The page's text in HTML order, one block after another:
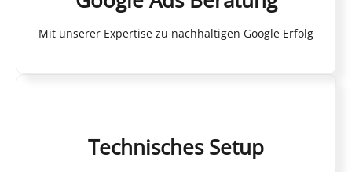
Mit unserer Expertise zu nachhaltigen Google Erfolg
Technisches Setup